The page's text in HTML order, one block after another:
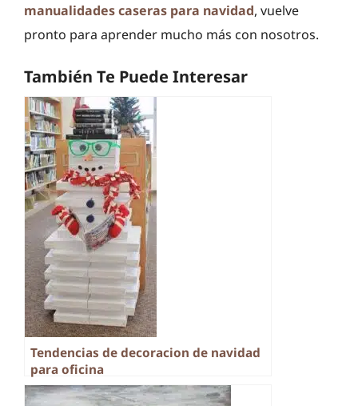
manualidades caseras para navidad, vuelve
pronto para aprender mucho más con nosotros.
También Te Puede Interesar
Tendencias de decoracion de navidad
para oficina